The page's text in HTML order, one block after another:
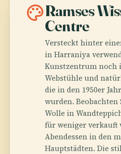
paletteRamses
Centre
Versteckt hinter
in Harraniya
Kunstzentrum noch
Webstühle und
die in den 1950er
wurden. Beobachten
Wolle in
für weniger verkauft
Abendessen in den
Hauptstädten. Die